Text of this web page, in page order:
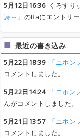
5月12日16:36くろすり
詩～」 のBaにエントリー
最近の書き込み
5月22日18:39 「ニホン
コメントしました。
5月22日14:24
「ニホン
んがコメントしました。
5月21日13:57
「ニホン
コメントしました。